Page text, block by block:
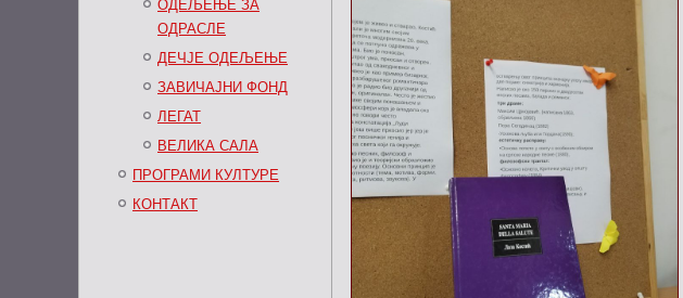
ОДЕЉЕЊЕ ЗА
ОДРАСЛЕ
ДЕЧЈЕ ОДЕЉЕЊЕ
ЗАВИЧАЈНИ ФОНД
ЛЕГАТ
ВЕЛИКА САЛА
ПРОГРАМИ КУЛТУРЕ
КОНТАКТ